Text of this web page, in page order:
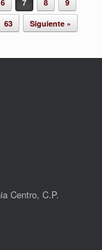
6 7 8
9
63 Siguiente »
Centro, C.P.